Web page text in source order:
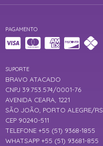
PAGAMENTO
SUPORTE
BRAVO ATACADO
CNPJ 39.753.574/0001-76
AVENIDA CEARA, 1221
SÃO JOÃO, PORTO ALEGRE/RS
CEP 90240-511
TELEFONE +55 (51) 9368-1855
WHATSAPP +55 (51) 93681-855